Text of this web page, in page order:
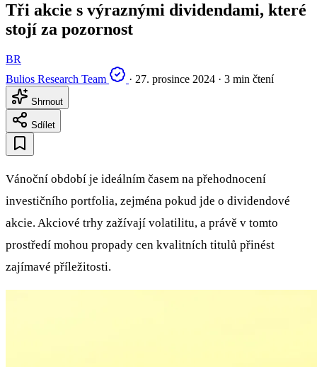
Tři akcie s výraznými dividendami, které
stojí za pozornost
BR
Bulios Research Team
· 27. prosince 2024 · 3 min čtení
Shrnout
Sdílet
Vánoční období je ideálním časem na přehodnocení
investičního portfolia, zejména pokud jde o dividendové
akcie. Akciové trhy zažívají volatilitu, a právě v tomto
prostředí mohou propady cen kvalitních titulů přinést
zajímavé příležitosti.